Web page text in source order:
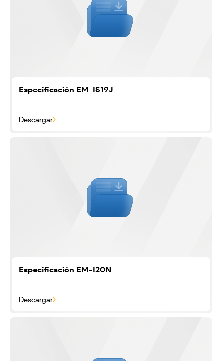
Especificación EM-IS19J
Descargar
Especificación EM-I20N
Descargar